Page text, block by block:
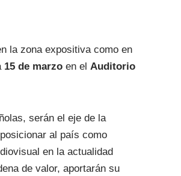
la zona expositiva como en
15 de marzoen el Auditorio
serán el eje de la
al país como
en la actualidad
de valor, aportarán su